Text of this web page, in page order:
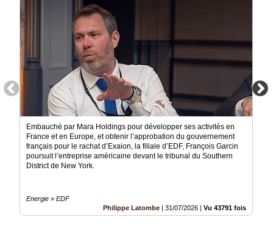
groupe
Blogs
Prémium
Inscription
annuaire
pro
Embauché par Mara Holdings pour développer ses activités en
France et en Europe, et obtenir l’approbation du gouvernement
français pour le rachat d’Exaion, la filiale d’EDF, François Garcin
poursuit l’entreprise américaine devant le tribunal du Southern
District de New York.
Energie » EDF
Philippe Latombe
31/07/2026 Vu 43791 fois